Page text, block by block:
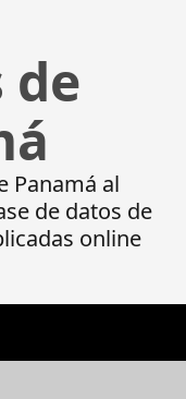
de
Panamá al
de datos de
online